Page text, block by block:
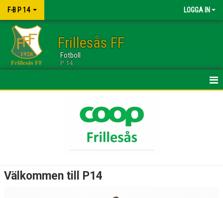
F-B P 14 LOGGA IN
Frillesås FF
Fotboll
P 14
Välkommen till P14